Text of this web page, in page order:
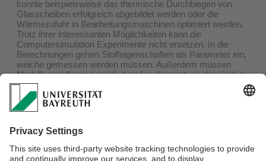
konnte beispielsweise das thermische Durchbiegen von
Glasscheiben erfolgreich abgebildet werden oder die
Wärmezufuhr in Bearbeitungsmaschinen optimiert werden.
Trotz ihrer interessanten Möglichkeiten kann die
Computersimulation Experimente nicht ersetzen. In die
Berechnungen gehen Stoffeigenschaften als Parameter ein,
welche gemessen werden müssen. Außerdem müssen
Modellvorstellungen validiert und verbessert werden, indem
man Simulations- und Messergebnisse miteinander
vergleicht. Das Keylab Glastechnologie entwickelt speziell
für den Werkstoff Glas Messmethoden weiter und setzt
diese ein, u.a. die optische Emissionsspektroskopie und
Thermographie. Beide Methoden ermöglichen eine
berührungslose Analyse und Charakterisierung der
Glasoberfläche - nicht nur bei Laborproben, sondern auch
während des Herstellungs- und Verarbeitungsprozesses.